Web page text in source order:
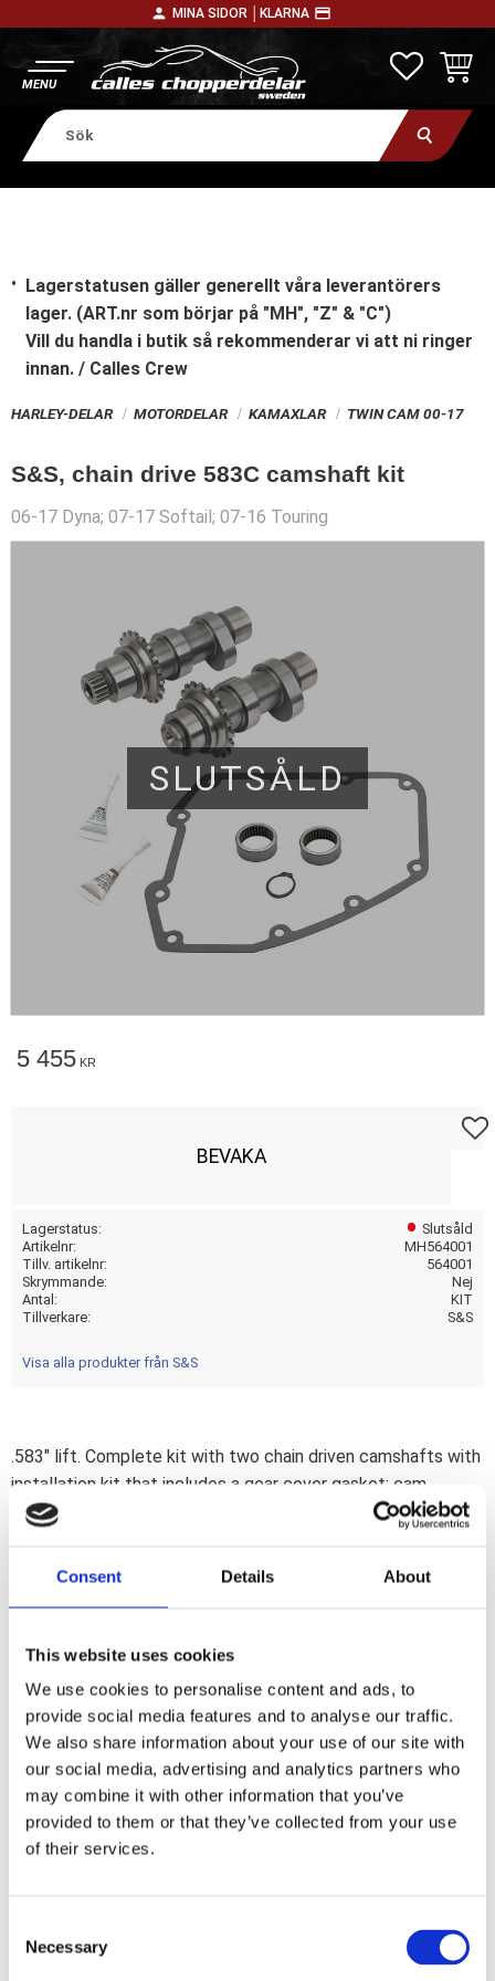
Consent Details About
This website uses cookies
We use cookies to personalise content and ads, to
provide social media features and to analyse our traffic.
We also share information about your use of our site with
our social media, advertising and analytics partners who
may combine it with other information that you’ve
provided to them or that they’ve collected from your use
of their services.
Necessary
person MINA SIDOR │ KLARNA payment
Lagerstatusen gäller generellt våra leverantörers
lager. (ART.nr som börjar på "MH", "Z" & "C")
Vill du handla i butik så rekommenderar vi att ni ringer
innan. / Calles Crew
HARLEY-DELAR MOTORDELAR KAMAXLAR TWIN CAM 00-17
S&S, chain drive 583C camshaft kit
06-17 Dyna; 07-17 Softail; 07-16 Touring
SLUTSÅLD
5 455 KR
BEVAKA
Lagerstatus
Slutsåld
Artikelnr
MH564001
Tillv. artikelnr
564001
Skrymmande
Nej
Antal
KIT
Tillverkare
S&S
Visa alla produkter från S&S
.583" lift. Complete kit with two chain driven camshafts with
installation kit that includes a gear cover gasket; cam
bearings; retaining ring; o-ring and thread locker.
Dela med dig
F
c
e
b
o
k
Omdömen
Du
Bli den första att lämna ett omdöme.